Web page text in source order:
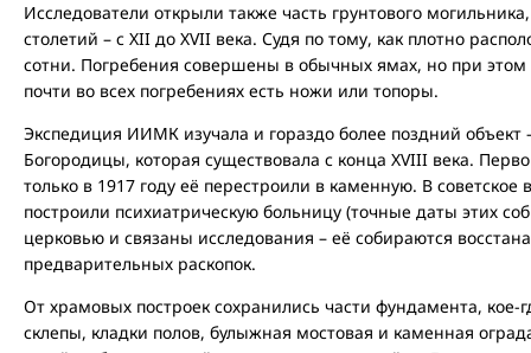
Исследователи открыли также часть грунтового
столетий – с XII до XVII века. Судя по тому, как плотно
сотни. Погребения совершены в обычных ямах, но при
почти во всех погребениях есть ножи или топоры.
Экспедиция ИИМК изучала и гораздо более поздний
Богородицы, которая существовала с конца XVIII века.
только в 1917 году её перестроили в каменную. В
построили психиатрическую больницу (точные даты этих
церковью и связаны исследования – её собираются
предварительных раскопок.
От храмовых построек сохранились части фундамента, кое-
склепы, кладки полов, булыжная мостовая и каменная